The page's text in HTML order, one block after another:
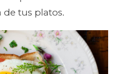
tus platos.